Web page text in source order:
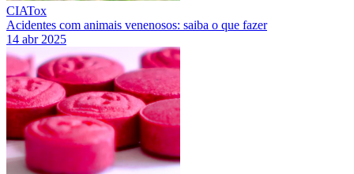
CIATox
Acidentes com animais venenosos: saiba o que fazer
14 abr 2025